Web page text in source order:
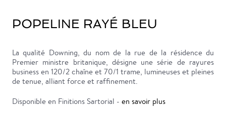
POPELINE RAYÉ BLEU
La qualité Downing, du nom de la rue de la résidence du
Premier ministre britanique, désigne une série de rayures
business en 120/2 chaîne et 70/1 trame, lumineuses et pleines
de tenue, alliant force et raffinement.
Disponible en Finitions Sartorial - en savoir plus